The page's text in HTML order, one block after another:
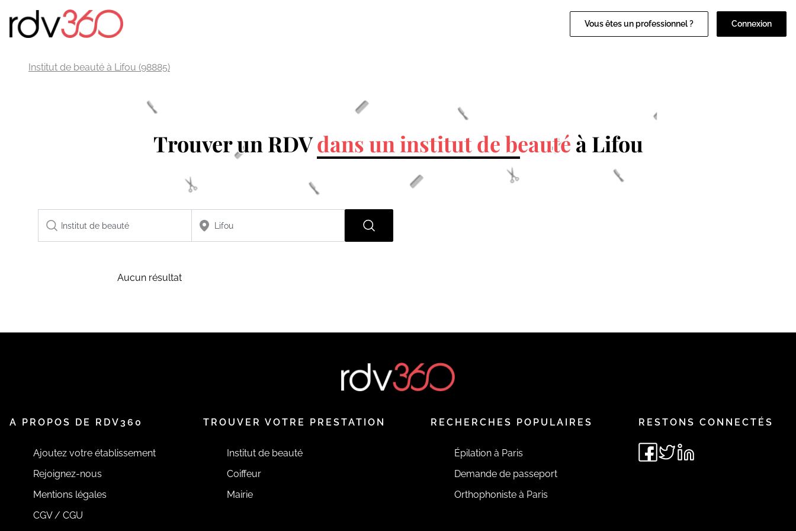
Vous êtes un professionnel ? Connexion
Institut de beauté à Lifou (98885)
Trouver un RDVdans un institut de beauté à Lifou
Aucun résultat
A PROPOS DE RDV360
Ajoutez votre établissement
Rejoignez-nous
Mentions légales
CGV / CGU
TROUVER VOTRE PRESTATION
Institut de beauté
Coiffeur
Mairie
RECHERCHES POPULAIRES
Épilation à Paris
Demande de passeport
Orthophoniste à Paris
RESTONS CONNECTÉS